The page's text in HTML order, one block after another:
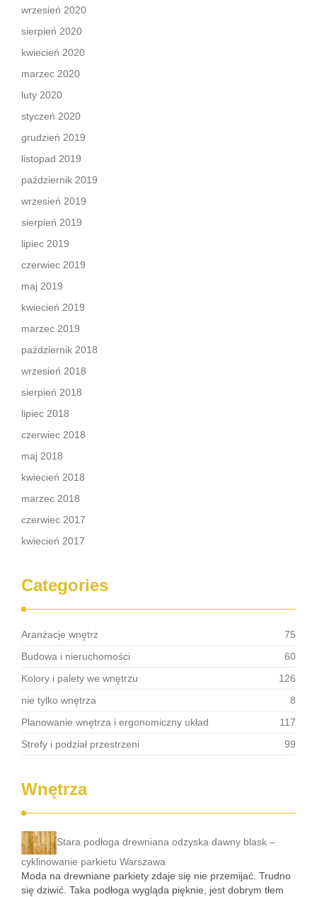
wrzesień 2020
sierpień 2020
kwiecień 2020
marzec 2020
luty 2020
styczeń 2020
grudzień 2019
listopad 2019
październik 2019
wrzesień 2019
sierpień 2019
lipiec 2019
czerwiec 2019
maj 2019
kwiecień 2019
marzec 2019
październik 2018
wrzesień 2018
sierpień 2018
lipiec 2018
czerwiec 2018
maj 2018
kwiecień 2018
marzec 2018
czerwiec 2017
kwiecień 2017
Categories
Aranżacje wnętrz
75
Budowa i nieruchomości
60
Kolory i palety we wnętrzu
126
nie tylko wnętrza
8
Planowanie wnętrza i ergonomiczny układ
117
Strefy i podział przestrzeni
99
Wnętrza
Stara podłoga drewniana odzyska dawny blask –
cyklinowanie parkietu Warszawa
Moda na drewniane parkiety zdaje się nie przemijać. Trudno
się dziwić. Taka podłoga wygląda pięknie, jest dobrym tłem